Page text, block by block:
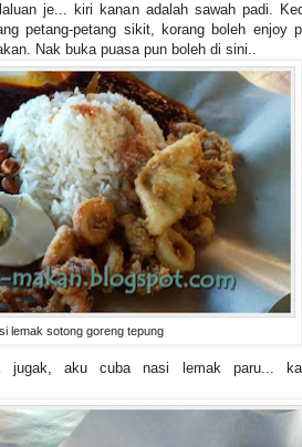
je... kiri kanan adalah sawah padi.
petang-petang sikit, korang boleh enjoy
Nak buka puasa pun boleh di sini..
lemak sotong goreng tepung
jugak, aku cuba nasi lemak paru...